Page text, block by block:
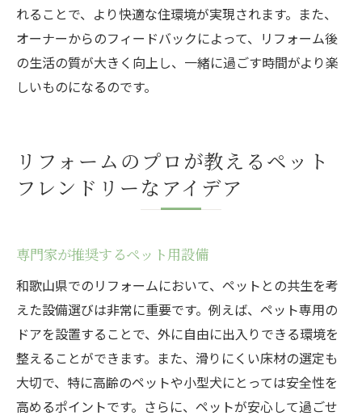
れることで、より快適な住環境が実現されます。また、
オーナーからのフィードバックによって、リフォーム後
の生活の質が大きく向上し、一緒に過ごす時間がより楽
しいものになるのです。
リフォームのプロが教えるペット
フレンドリーなアイデア
専門家が推奨するペット用設備
和歌山県でのリフォームにおいて、ペットとの共生を考
えた設備選びは非常に重要です。例えば、ペット専用の
ドアを設置することで、外に自由に出入りできる環境を
整えることができます。また、滑りにくい床材の選定も
大切で、特に高齢のペットや小型犬にとっては安全性を
高めるポイントです。さらに、ペットが安心して過ごせ